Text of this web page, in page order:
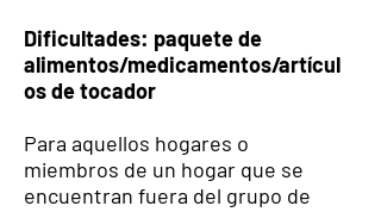
Dificultades: paquete de
alimentos/medicamentos/artícul
os de tocador
Para aquellos hogares o
miembros de un hogar que se
encuentran fuera del grupo de